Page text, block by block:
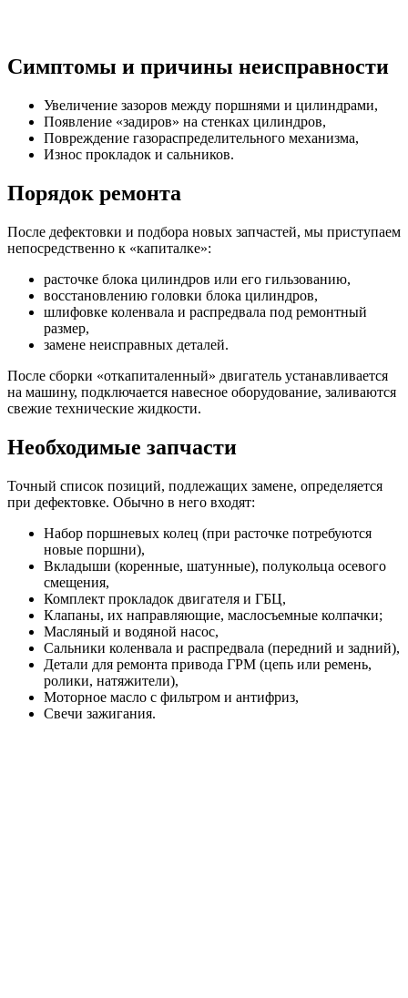
Симптомы и причины неисправности
Увеличение зазоров между поршнями и цилиндрами,
Появление «задиров» на стенках цилиндров,
Повреждение газораспределительного механизма,
Износ прокладок и сальников.
Порядок ремонта
После дефектовки и подбора новых запчастей, мы приступаем
непосредственно к «капиталке»:
расточке блока цилиндров или его гильзованию,
восстановлению головки блока цилиндров,
шлифовке коленвала и распредвала под ремонтный
размер,
замене неисправных деталей.
После сборки «откапиталенный» двигатель устанавливается
на машину, подключается навесное оборудование, заливаются
свежие технические жидкости.
Необходимые запчасти
Точный список позиций, подлежащих замене, определяется
при дефектовке. Обычно в него входят:
Набор поршневых колец (при расточке потребуются
новые поршни),
Вкладыши (коренные, шатунные), полукольца осевого
смещения,
Комплект прокладок двигателя и ГБЦ,
Клапаны, их направляющие, маслосъемные колпачки;
Масляный и водяной насос,
Сальники коленвала и распредвала (передний и задний),
Детали для ремонта привода ГРМ (цепь или ремень,
ролики, натяжители),
Моторное масло с фильтром и антифриз,
Свечи зажигания.